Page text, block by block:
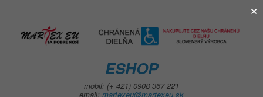
ESHOP
mobil: (+ 421) 0908 367 221
email: martexeu@martexeu.sk
×